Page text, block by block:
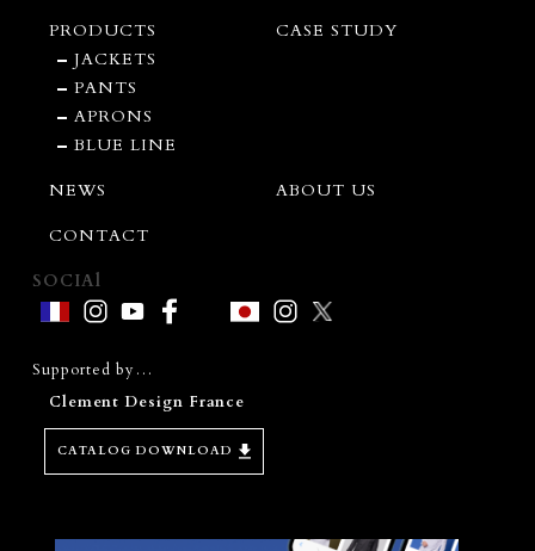
PRODUCTS
JACKETS
PANTS
APRONS
BLUE LINE
CASE STUDY
NEWS
ABOUT US
CONTACT
SOCIAl
Supported by…
Clement Design France
CATALOG DOWNLOAD